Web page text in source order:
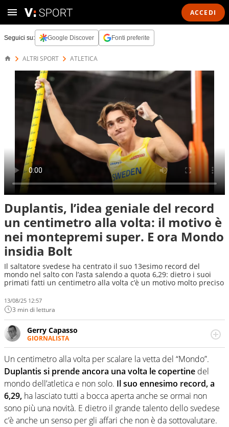
ACCEDI
Seguici su: Google Discover Fonti preferite
ALTRI SPORT ATLETICA
Duplantis, l’idea geniale del record
un centimetro alla volta: il motivo è
nei montepremi super. E ora Mondo
insidia Bolt
Il saltatore svedese ha centrato il suo 13esimo record del
mondo nel salto con l’asta salendo a quota 6,29: dietro i suoi
primati fatti un centimetro alla volta c’è un motivo molto preciso
13/08/25 12:57
3 min di lettura
Gerry Capasso
GIORNALISTA
Per lui gli sport americani non hanno segreti: basket,
football, baseball e la capacità innata di trovare la notizia
dove altri non vedono granché
Un centimetro alla volta per scalare la vetta del “Mondo”.
Duplantis si prende ancora una volta le copertine del
mondo dell’atletica e non solo. Il suo ennesimo record, a
6,29, ha lasciato tutti a bocca aperta anche se ormai non
sono più una novità. E dietro il grande talento dello svedese
c’è anche un senso per gli affari che non è da sottovalutare.